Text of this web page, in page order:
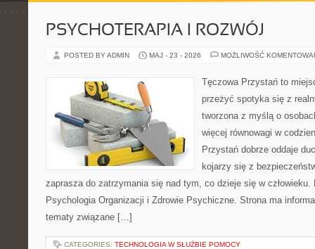
PSYCHOTERAPIA I ROZWÓJ
POSTED BY ADMIN MAJ - 23 - 2026 MOŻLIWOŚĆ
Tęczowa Przystań to
przeżyć spotyka się z
tworzona z myślą o
więcej równowagi w
Przystań dobrze oddaje
kojarzy się z
zaprasza do zatrzymania się nad tym, co dzieje się w człowieku.
Psychologia Organizacji i Zdrowie Psychiczne. Strona ma
tematy związane […]
CATEGORIES: TECHNOLOGIA W SŁUŻBIE POMOCY